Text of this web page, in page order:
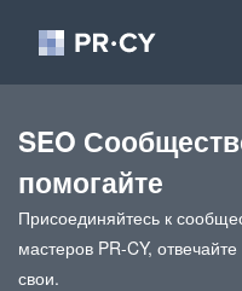
SEO
помогайте
Присоединяйтесь к
мастеров PR-CY,
свои.